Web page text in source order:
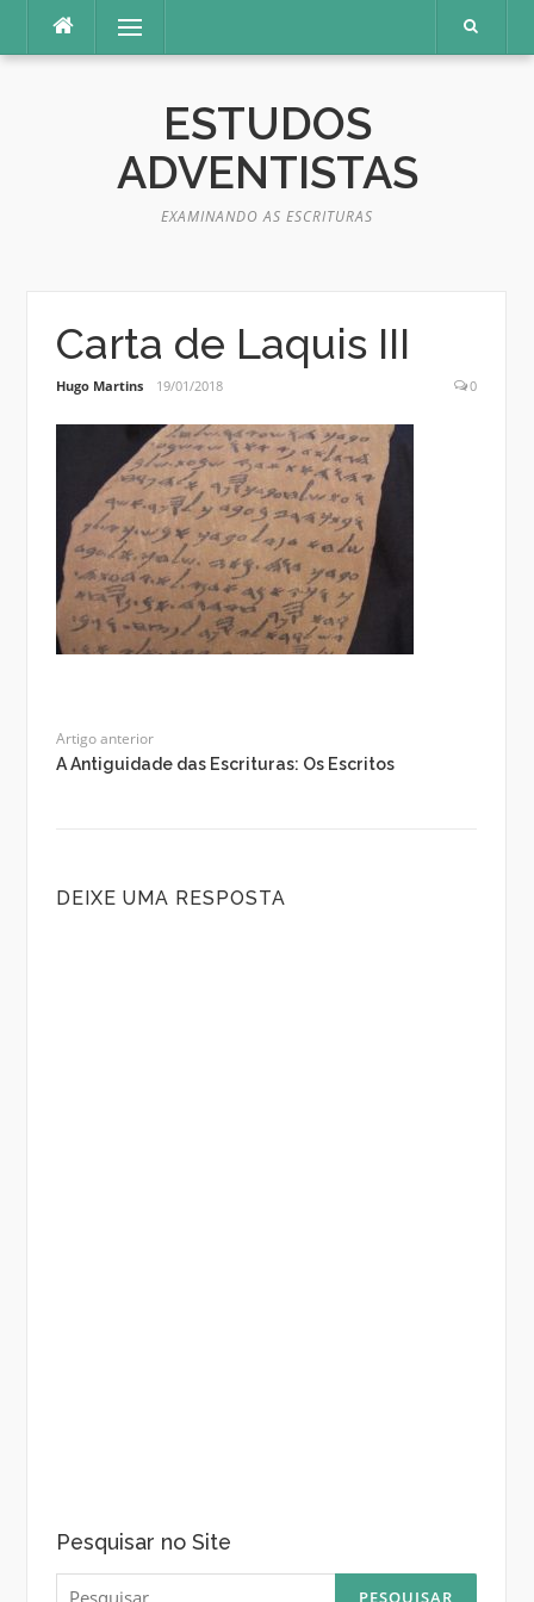
o
Menu
ESTUDOS
ADVENTISTAS
EXAMINANDO AS ESCRITURAS
Carta de Laquis III
Hugo Martins 19/01/2018 0
Artigo anterior
A Antiguidade das Escrituras: Os Escritos
DEIXE UMA RESPOSTA
Pesquisar no Site
Pesquisar
por: